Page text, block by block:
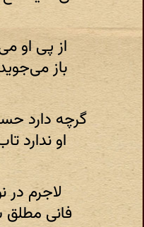
از پی او
باز
گرچه دارد
او ندارد
لاجرم در
فانی مطلق